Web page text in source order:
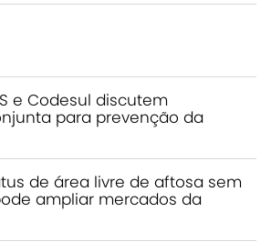
e Codesul discutem
para prevenção da
de área livre de aftosa sem
ampliar mercados da